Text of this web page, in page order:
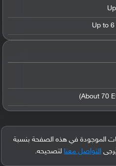
Up to
الموجودة في هذه الصفحة بنسبة
التواصل معنا لتصحيحه.